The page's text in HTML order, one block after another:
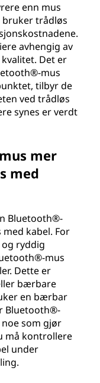
enn mus
bruker trådløs
avhengig av
Det er
mus
tilbyr de
ved trådløs
synes er verdt
mer
med
Bluetooth®-
kabel. For
ryddig
mus
Dette er
bærbare
en bærbar
Bluetooth®-
som gjør
må kontrollere
under